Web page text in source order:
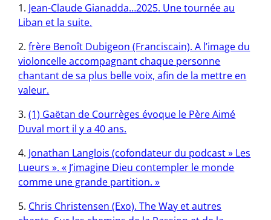
Jean-Claude Gianadda…2025. Une tournée au
Liban et la suite.
frère Benoît Dubigeon (Franciscain). A l’image du
violoncelle accompagnant chaque personne
chantant de sa plus belle voix, afin de la mettre en
valeur.
(1) Gaëtan de Courrèges évoque le Père Aimé
Duval mort il y a 40 ans.
Jonathan Langlois (cofondateur du podcast » Les
Lueurs ». « J’imagine Dieu contempler le monde
comme une grande partition. »
Chris Christensen (Exo). The Way et autres